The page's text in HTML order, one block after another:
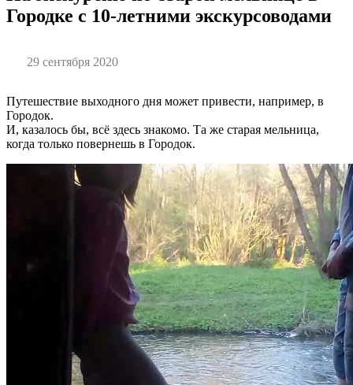
Городке с 10-летними экскурсоводами
29 сентября 2020
Путешествие выходного дня может привести, например, в
Городок.
И, казалось бы, всё здесь знакомо. Та же старая мельница,
когда только повернешь в Городок.